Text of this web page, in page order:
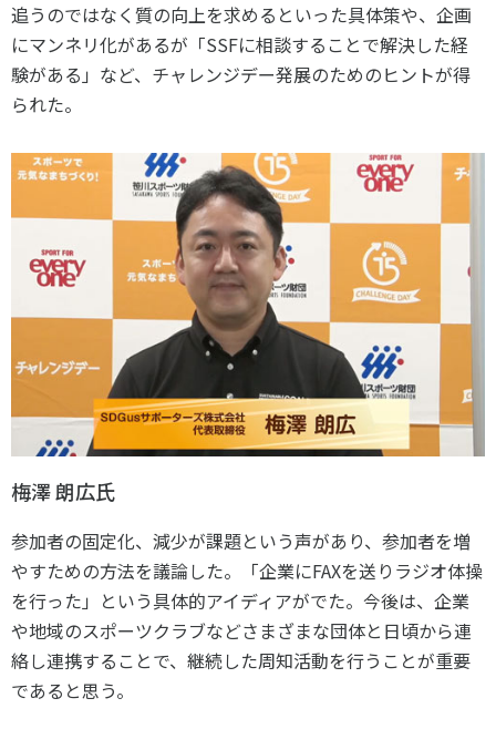
追うのではなく質の向上を求めるといった具体策や、企画
にマンネリ化があるが「SSFに相談することで解決した経
験がある」など、チャレンジデー発展のためのヒントが得
られた。
梅澤 朗広氏
参加者の固定化、減少が課題という声があり、参加者を増
やすための方法を議論した。「企業にFAXを送りラジオ体操
を行った」という具体的アイディアがでた。今後は、企業
や地域のスポーツクラブなどさまざまな団体と日頃から連
絡し連携することで、継続した周知活動を行うことが重要
であると思う。